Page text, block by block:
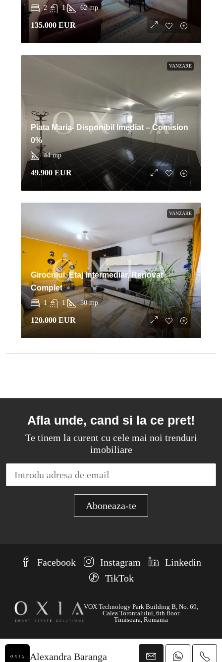
2 1 62 mp
135.000 EUR
VANZARE
Piata Maria- Disponibil Imediat – Comision
0%
44 mp
49.900 EUR
VANZARE
Girocului, Etaj Intermediar, Renovat
Complet
1 1 50 mp
120.000 EUR
Alexandra Baranga
Afla unde, cand si la ce pret!
Te tinem la curent cu cele mai noi trenduri
imobiliare
Facebook Instagram
Linkedin
TikTok
VOX Technology Park Building B, No. 69,
Calea Torontalului, 6th floor
Timisoara, Romania
© OXIA - Toate drepturile rezervate